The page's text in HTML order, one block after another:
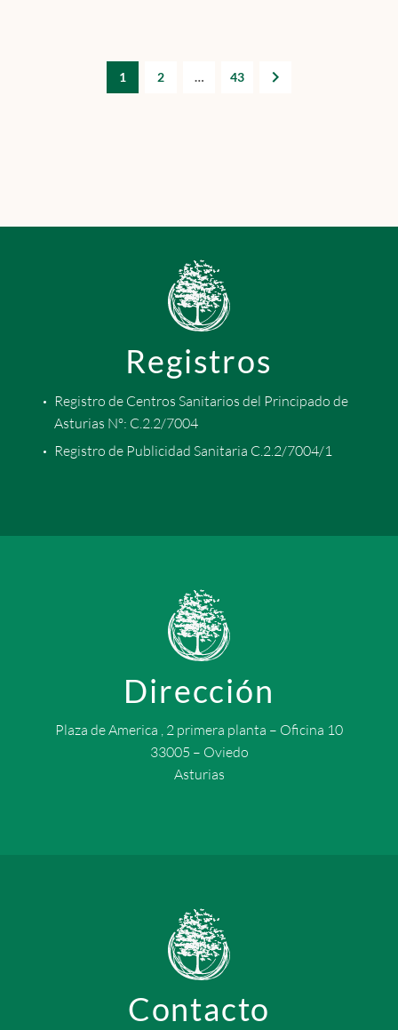
1 2 … 43
Registros
Registro de Centros Sanitarios del Principado de
Asturias Nº: C.2.2/7004
Registro de Publicidad Sanitaria C.2.2/7004/1
Dirección
Plaza de America , 2 primera planta – Oficina 10
33005 – Oviedo
Asturias
Contacto